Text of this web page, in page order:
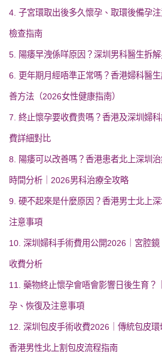
4. 子宮環取出後多久懷孕、取環後備孕
檢查指南
5. 陽痿早洩係咩原因？深圳男科醫生拆
6. 更年期月經唔準正常嗎？香港婦科醫
善方法（2026女性健康指南）
7. 終止懷孕要收費贵嗎？香港及深圳婦
費詳細對比
8. 陽痿可以改善嗎？香港患者北上深圳
時間分析｜2026男科治療全攻略
9. 硬不起來是什麼原因？香港男士北上
注意事項
10. 深圳婦科手術費用公開2026｜宮腔
收費分析
11. 藥物終止懷孕會唔會影響日後生育？
孕、恢復及注意事項
12. 深圳包皮手術收費2026｜傳統包皮環
香港男性北上割包皮流程指南